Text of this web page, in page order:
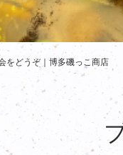
をどうぞ｜博多磯っこ商店